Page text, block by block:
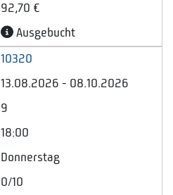
92,70 €
Ausgebucht
10320
13.08.2026 - 08.10.2026
9
18:00
Donnerstag
0/10